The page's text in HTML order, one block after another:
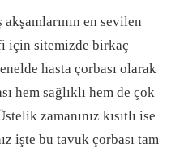
en sevilen
için sitemizde birkaç
hasta çorbası olarak
hem sağlıklı hem de çok
zamanınız kısıtlı ise
işte bu tavuk çorbası tam